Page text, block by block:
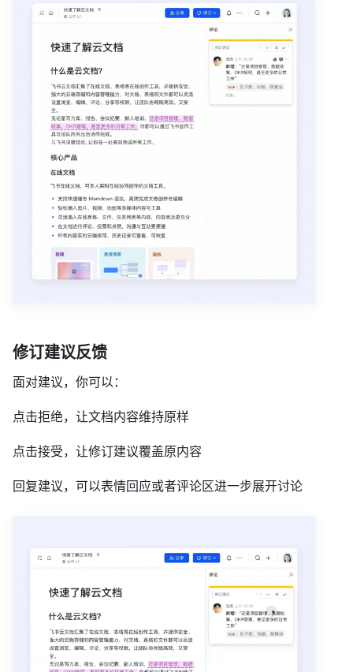
修订建议反馈
面对建议，你可以：
点击拒绝，让文档内容维持原样
点击接受，让修订建议覆盖原内容
回复建议，可以表情回应或者评论区进一步展开讨论